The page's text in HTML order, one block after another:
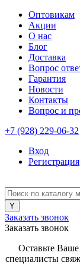
Оптовикам
Акции
О нас
Блог
Доставка
Вопрос
Гарантия
Новости
Контакты
Вопрос и
+7 (928) 229-06-32
Вход
Регистрация
Заказать звонок
Заказать звонок
Оставьте
специалисты